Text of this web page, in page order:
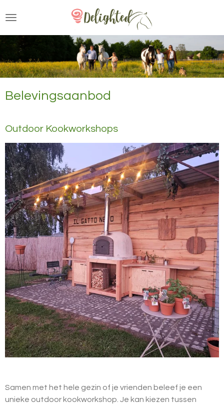
direct
naar
de
hoofdinhoud
Belevingsaanbod
Outdoor Kookworkshops
Samen met het hele gezin of je vrienden beleef je een
unieke outdoor kookworkshop. Je kan kiezen tussen